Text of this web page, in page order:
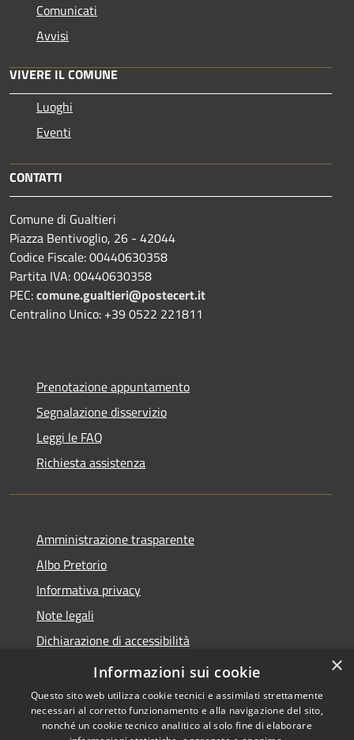
Comunicati
Avvisi
VIVERE IL COMUNE
Luoghi
Eventi
CONTATTI
Comune di Gualtieri
Piazza Bentivoglio, 26 - 42044
Codice Fiscale: 00440630358
Partita IVA: 00440630358
PEC:comune.gualtieri@postecert.it
Centralino Unico: +39 0522 221811
Prenotazione appuntamento
Segnalazione disservizio
Leggi le FAQ
Richiesta assistenza
Amministrazione trasparente
Albo Pretorio
Informativa privacy
Note legali
Dichiarazione di accessibilità
Piano di miglioramento del sito
×
Informazioni sui cookie
Questo sito web utilizza cookie tecnici e assimilati strettamente
necessari al corretto funzionamento e alla navigazione del sito,
nonché un cookie tecnico analitico al solo fine di elaborare